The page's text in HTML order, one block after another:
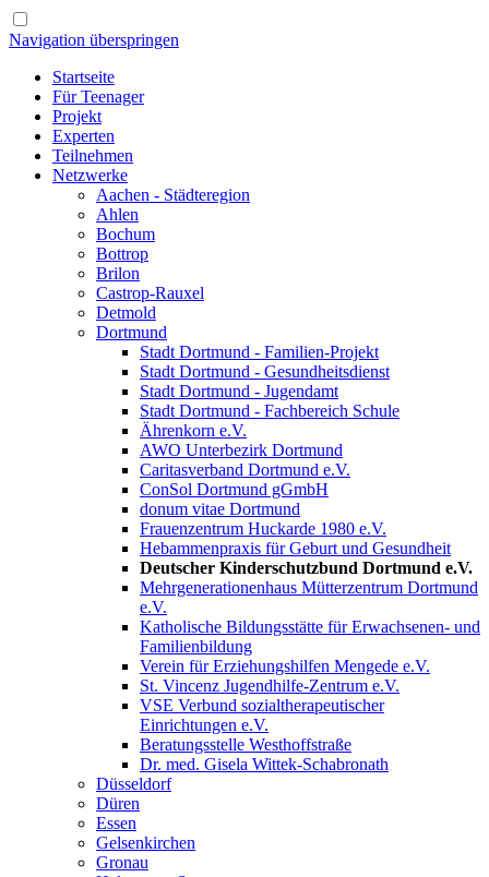
Navigation überspringen
Startseite
Für Teenager
Projekt
Experten
Teilnehmen
Netzwerke
Aachen - Städteregion
Ahlen
Bochum
Bottrop
Brilon
Castrop-Rauxel
Detmold
Dortmund
Stadt Dortmund - Familien-Projekt
Stadt Dortmund - Gesundheitsdienst
Stadt Dortmund - Jugendamt
Stadt Dortmund - Fachbereich Schule
Ährenkorn e.V.
AWO Unterbezirk Dortmund
Caritasverband Dortmund e.V.
ConSol Dortmund gGmbH
donum vitae Dortmund
Frauenzentrum Huckarde 1980 e.V.
Hebammenpraxis für Geburt und Gesundheit
Deutscher Kinderschutzbund Dortmund e.V.
Mehrgenerationenhaus Mütterzentrum Dortmund
e.V.
Katholische Bildungsstätte für Erwachsenen- und
Familienbildung
Verein für Erziehungshilfen Mengede e.V.
St. Vincenz Jugendhilfe-Zentrum e.V.
VSE Verbund sozialtherapeutischer
Einrichtungen e.V.
Beratungsstelle Westhoffstraße
Dr. med. Gisela Wittek-Schabronath
Düsseldorf
Düren
Essen
Gelsenkirchen
Gronau